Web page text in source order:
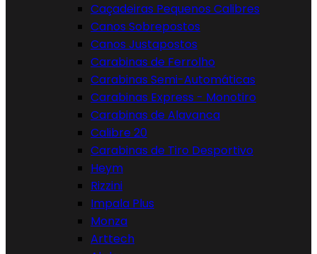
Caçadeiras Pequenos Calibres
Canos Sobrepostos
Canos Justapostos
Carabinas de Ferrolho
Carabinas Semi-Automáticas
Carabinas Express - Monotiro
Carabinas de Alavanca
Calibre 20
Carabinas de Tiro Desportivo
Heym
Rizzini
Impala Plus
Monza
Arttech